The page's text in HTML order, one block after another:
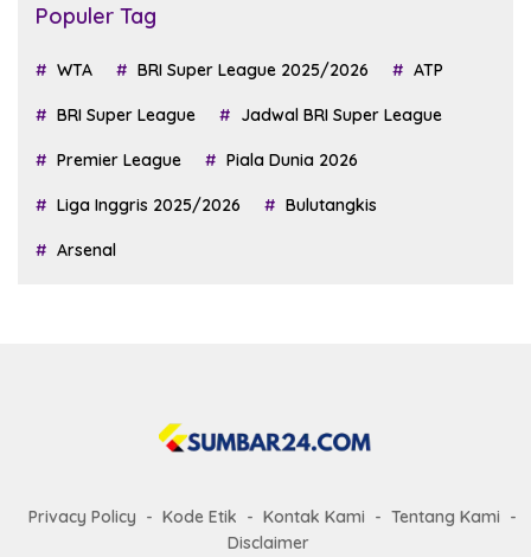
Populer Tag
WTA BRI Super League 2025/2026 ATP
BRI Super League Jadwal BRI Super League
Premier League Piala Dunia 2026
Liga Inggris 2025/2026 Bulutangkis
Arsenal
Privacy Policy Kode Etik Kontak Kami
Tentang Kami
Disclaimer